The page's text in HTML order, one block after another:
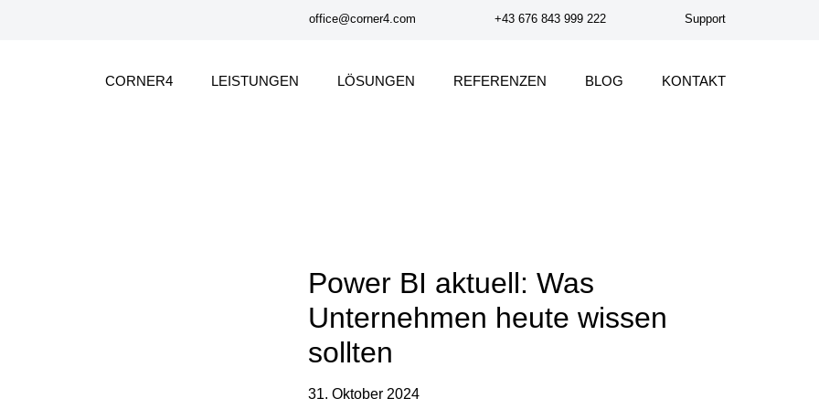
office@corner4.com +43 676 843 999 222 Support
CORNER4 LEISTUNGEN LÖSUNGEN REFERENZEN BLOG KONTAKT
Power BI aktuell: Was
Unternehmen heute wissen
sollten
31. Oktober 2024